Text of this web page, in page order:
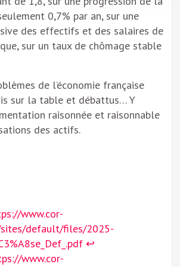
0,7% par an, sur une
des effectifs et des salaires de
sur un taux de chômage stable
de l’économie française
sur la table et débattus… Y
raisonnée et raisonnable
des actifs.
www.cor-
default/files/2025-
↩︎
www.cor-